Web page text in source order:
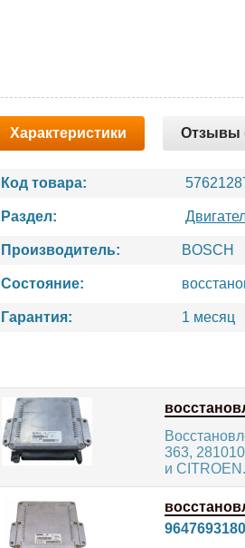
Характеристики Отзывы
Код товара:
Раздел:
Производитель: BOSCH
Состояние:
Гарантия: 1 месяц
363,
и
9647693180